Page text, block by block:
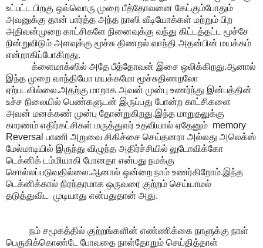
உட்பட்ட பிறகு ஒவ்வொரு முறை பீத்தோவனை கேட்கும்போதும்
அவனுக்கு தான் பார்த்த அந்த நாஸி வீடியோக்கள் மற்றும் பிற
அதிவன்முறை காட்சிகளே நினைவுக்கு வந்து கிட்டத்தட்ட மூச்சே
நின்றுவிடும் அளவுக்கு மூச்சு திணறல் வாந்தி அதன்பின் மயக்கம்
என்றாகிப்போகிறது.
க்ளைமாக்ஸில் அதே பீத்தோவன் இசை ஒலிக்கிறது.ஆனால்
இந்த முறை வாந்தியோ மயக்கமோ மூச்சுதிணறலோ
ஏற்படவில்லை.அதற்கு மாறாக அவன் முன்பு உணர்ந்து இன்பத்தின்
உச்ச நிலையில் பெண்களுடன் இருப்பது போன்ற காட்சிகளை
அவன் மனக்கண் முன்பு தோன்றுகிறது.இந்த மாறுதலுக்கு
காரணம் எதிர்கட்சிகள் மருத்துவர் உதவியால் ஏதேனும் memory
Reversal பாணி அறுவை சிகிச்சை செய்தனரா அல்லது அலெக்ஸ்
மேல்மாடியில் இருந்து விழுந்த அதிர்ச்சியில் லுடோவிக்கோ
டெக்னிக் டம்மியாகி போனதா என்பது நமக்கு
சொல்லப்படுவதில்லை.ஆனால் ஒன்றை நாம் உணர்கிறோம்.இந்த
டெக்னிக்கால் நிரந்தரமாக ஒருவரை குற்றம் செய்யாமல்
தடுத்துவிட முடியாது என்பதுதான் அது.
நம் சமூகத்தில் குற்றங்களின் எண்ணிக்கை நாளுக்கு நாள்
பெருகிக்கொண்டே போவதை நாள்தோறும் செய்தித்தாள்